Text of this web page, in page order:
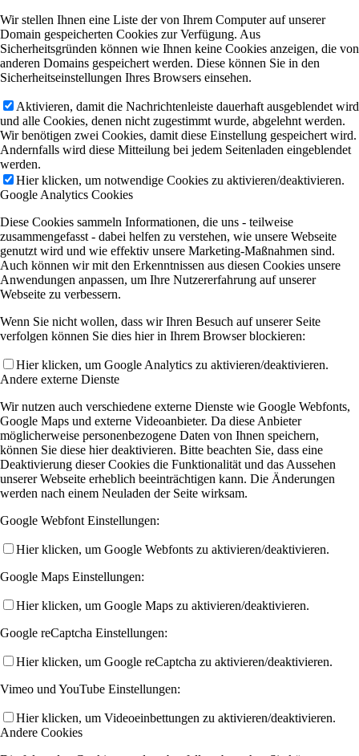
Wir stellen Ihnen eine Liste der von Ihrem Computer auf unserer
Domain gespeicherten Cookies zur Verfügung. Aus
Sicherheitsgründen können wie Ihnen keine Cookies anzeigen, die von
anderen Domains gespeichert werden. Diese können Sie in den
Sicherheitseinstellungen Ihres Browsers einsehen.
Aktivieren, damit die Nachrichtenleiste dauerhaft ausgeblendet wird
und alle Cookies, denen nicht zugestimmt wurde, abgelehnt werden.
Wir benötigen zwei Cookies, damit diese Einstellung gespeichert wird.
Andernfalls wird diese Mitteilung bei jedem Seitenladen eingeblendet
werden.
Hier klicken, um notwendige Cookies zu aktivieren/deaktivieren.
Google Analytics Cookies
Diese Cookies sammeln Informationen, die uns - teilweise
zusammengefasst - dabei helfen zu verstehen, wie unsere Webseite
genutzt wird und wie effektiv unsere Marketing-Maßnahmen sind.
Auch können wir mit den Erkenntnissen aus diesen Cookies unsere
Anwendungen anpassen, um Ihre Nutzererfahrung auf unserer
Webseite zu verbessern.
Wenn Sie nicht wollen, dass wir Ihren Besuch auf unserer Seite
verfolgen können Sie dies hier in Ihrem Browser blockieren:
Hier klicken, um Google Analytics zu aktivieren/deaktivieren.
Andere externe Dienste
Wir nutzen auch verschiedene externe Dienste wie Google Webfonts,
Google Maps und externe Videoanbieter. Da diese Anbieter
möglicherweise personenbezogene Daten von Ihnen speichern,
können Sie diese hier deaktivieren. Bitte beachten Sie, dass eine
Deaktivierung dieser Cookies die Funktionalität und das Aussehen
unserer Webseite erheblich beeinträchtigen kann. Die Änderungen
werden nach einem Neuladen der Seite wirksam.
Google Webfont Einstellungen:
Hier klicken, um Google Webfonts zu aktivieren/deaktivieren.
Google Maps Einstellungen:
Hier klicken, um Google Maps zu aktivieren/deaktivieren.
Google reCaptcha Einstellungen:
Hier klicken, um Google reCaptcha zu aktivieren/deaktivieren.
Vimeo und YouTube Einstellungen:
Hier klicken, um Videoeinbettungen zu aktivieren/deaktivieren.
Andere Cookies